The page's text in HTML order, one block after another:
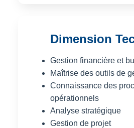
Dimension
Gestion financière et
Maîtrise des outils de
Connaissance des
opérationnels
Analyse stratégique
Gestion de projet